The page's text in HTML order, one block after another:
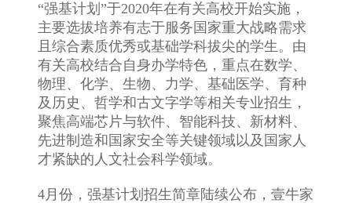
“强基计划”于2020年在有关高校开始实施，
主要选拔培养有志于服务国家重大战略需求
且综合素质优秀或基础学科拔尖的学生。由
有关高校结合自身办学特色，重点在数学、
物理、化学、生物、力学、基础医学、育种
及历史、哲学和古文字学等相关专业招生，
聚焦高端芯片与软件、智能科技、新材料、
先进制造和国家安全等关键领域以及国家人
才紧缺的人文社会科学领域。
4月份，强基计划招生简章陆续公布，壹牛家